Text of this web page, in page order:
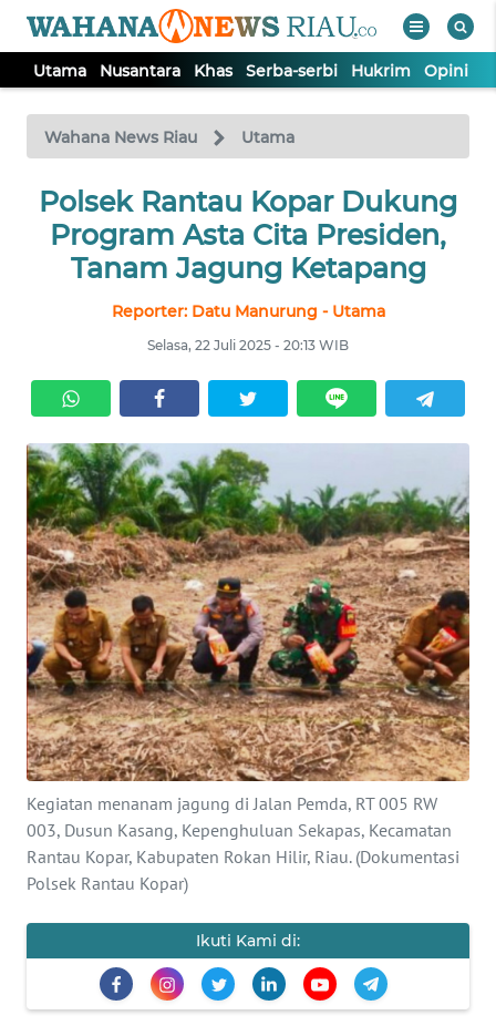
Utama Nusantara Khas Serba-serbi Hukrim Opini
Wahana News Riau Utama
Polsek Rantau Kopar Dukung
Program Asta Cita Presiden,
Tanam Jagung Ketapang
Reporter: Datu Manurung - Utama
Selasa, 22 Juli 2025 - 20:13 WIB
Kegiatan menanam jagung di Jalan Pemda, RT 005 RW
003, Dusun Kasang, Kepenghuluan Sekapas, Kecamatan
Rantau Kopar, Kabupaten Rokan Hilir, Riau. (Dokumentasi
Polsek Rantau Kopar)
Ikuti Kami di:
TV
Tutup
UTAMA
NUSANTARA
SERBA-
SERBI
HUKRIM
OPINI
PERISTIWA
Informasi
INDEKS
BERITA
KONTAK
KAMI
INFO
IKLAN